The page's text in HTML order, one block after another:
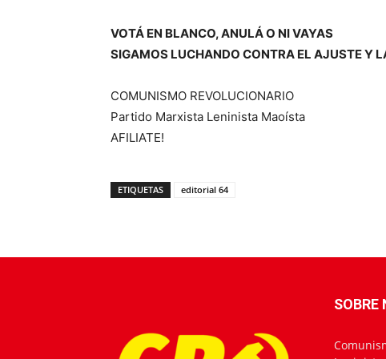
VOTÁ EN BLANCO, ANULÁ O NI VAYAS
SIGAMOS LUCHANDO CONTRA EL AJUSTE Y
COMUNISMO REVOLUCIONARIO
Partido Marxista Leninista Maoísta
AFILIATE!
ETIQUETAS editorial 64
SOBRE